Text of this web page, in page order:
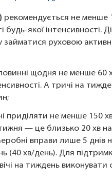
рекомендується не менше
якої інтенсивності.
руховою
щодня не менше 60
А тричі на
приділяти не менше 150
тижня — це близько 20 хв
вправи лише 5 днів
(40 хв/день). Для
на тиждень виконувати